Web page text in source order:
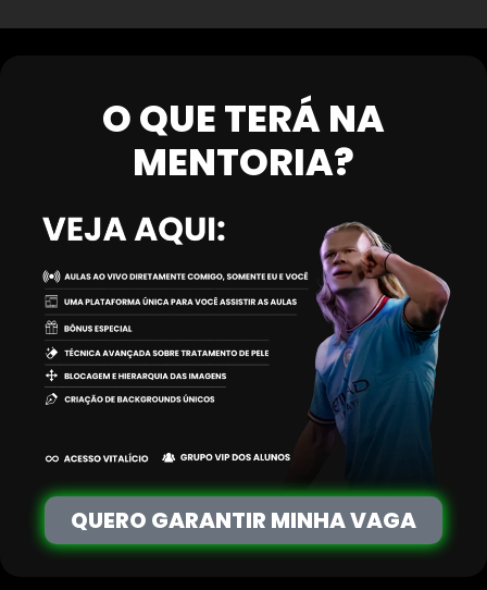
O QUE TERÁ NA
MENTORIA?
QUERO GARANTIR MINHA VAGA